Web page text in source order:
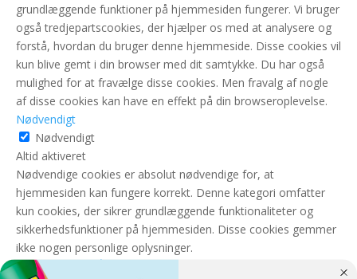
grundlæggende funktioner på hjemmesiden fungerer. Vi bruger
også tredjepartscookies, der hjælper os med at analysere og
forstå, hvordan du bruger denne hjemmeside. Disse cookies vil
kun blive gemt i din browser med dit samtykke. Du har også
mulighed for at fravælge disse cookies. Men fravalg af nogle
af disse cookies kan have en effekt på din browseroplevelse.
Nødvendigt
Nødvendigt
Altid aktiveret
Nødvendige cookies er absolut nødvendige for, at
hjemmesiden kan fungere korrekt. Denne kategori omfatter
kun cookies, der sikrer grundlæggende funktionaliteter og
sikkerhedsfunktioner på hjemmesiden. Disse cookies gemmer
ikke nogen personlige oplysninger.
GEM & ACCEPTÈR